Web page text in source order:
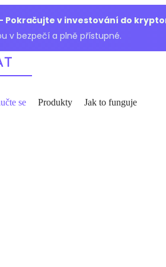
Pokračujte v investování do
v bezpečí a plně přístupné.
se Produkty Jak to funguje